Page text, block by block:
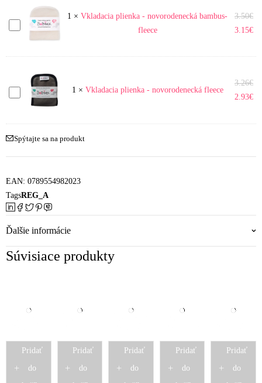
Vkladacia
plienka
novorodenecká
bambus-
fleece
1 ×Vkladacia plienka - novorodenecká bambus-
fleece
3.50€
3.15€
Vkladacia
plienka
novorodenecká
fleece
1 × Vkladacia plienka - novorodenecká fleece
3.26€
2.93€
Spýtajte sa na produkt
EAN: 0789554982023
TagsREG_A
Ďalšie informácie
Súvisiace produkty
Pridať
do
Pridať
do
Pridať
do
Pridať
do
Pridať
do